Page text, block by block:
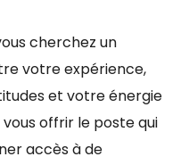
cherchez un
votre expérience,
et votre énergie
offrir le poste qui
accès à de